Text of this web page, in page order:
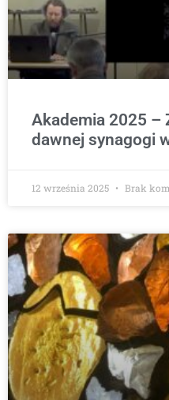
Akademia 2025 –
dawnej synagogi
12 września 2025 Brak